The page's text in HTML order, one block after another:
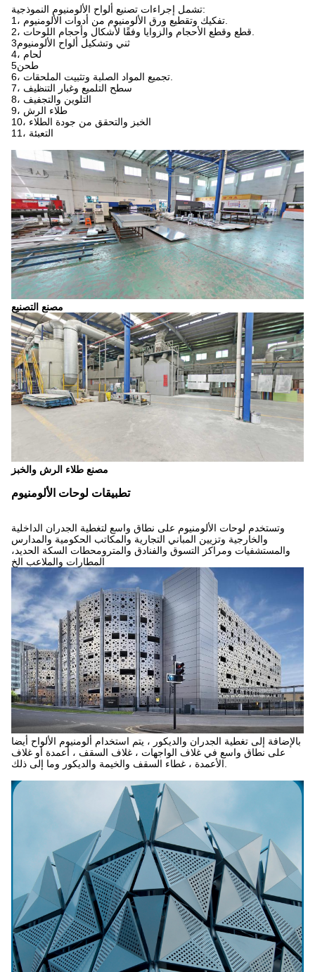
تشمل إجراءات تصنيع ألواح الألومنيوم النموذجية:
3ثني وتشكيل ألواح الألومنيوم
4، لحام
5طحن
7، سطح التلميع وغبار التنظيف
8، التلوين والتجفيف
9، طلاء الرش
10، الخبز والتحقق من جودة الطلاء
11، التعبئة
مصنع التصنيع
مصنع طلاء الرش والخبز
تطبيقات لوحات الألومنيوم
وتستخدم لوحات الألومنيوم على نطاق واسع لتغطية الجدران الداخلية
والخارجية وتزيين المباني التجارية والمكاتب الحكومية والمدارس
والمستشفيات ومراكز التسوق والفنادق والمترومحطات السكة الحديد،
المطارات والملاعب الخ
بالإضافة إلى تغطية الجدران والديكور ، يتم استخدام ألومنيوم الألواح أيضا
على نطاق واسع في غلاف الواجهات ، غلاف السقف ، أعمدة أو غلاف